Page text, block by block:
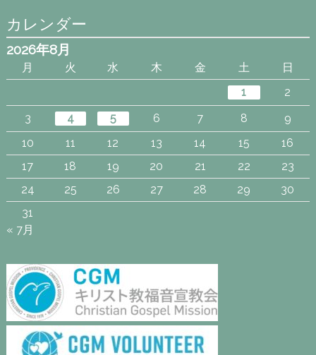
カレンダー
2026年8月
月 火 水 木 金 土
日
1
2
3
4 5 6 7 8
9
10
11 12 13 14 15
16
17
18 19 20 21 22
23
24
25 26 27 28 29
30
31
« 7月